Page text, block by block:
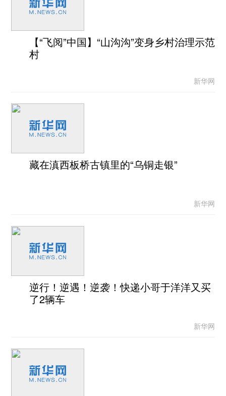
【“飞阅”中国】“山沟沟”变身乡村治理示范
村
新华网
藏在滇西板桥古镇里的“乌铜走银”
新华网
逆行！逆遇！逆袭！快递小哥于洋洋又买
了2辆车
新华网